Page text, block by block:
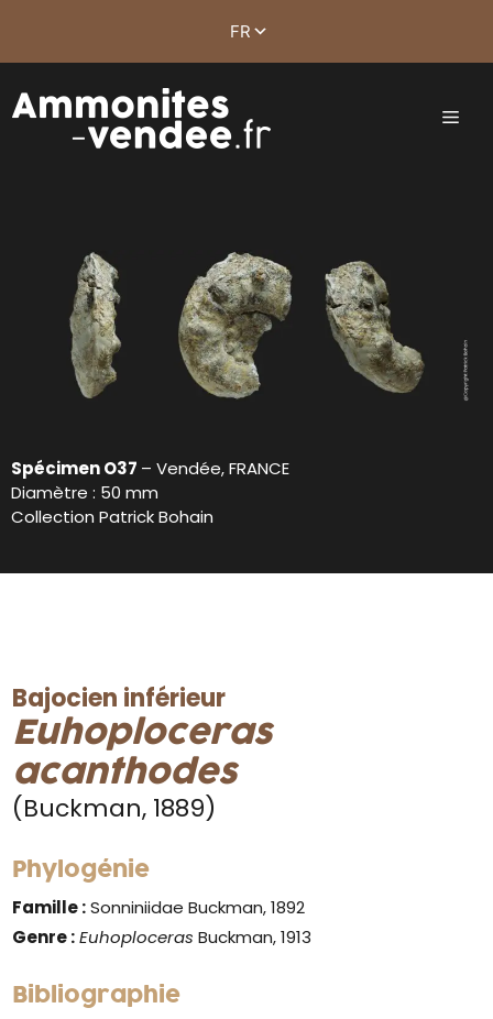
Spécimen O37 – Vendée, FRANCE
Diamètre : 50 mm
Collection Patrick Bohain
Bajocien inférieur
Euhoploceras
acanthodes
(Buckman, 1889)
Phylogénie
Famille :Sonniniidae Buckman, 1892
Genre : Euhoploceras Buckman, 1913
Bibliographie